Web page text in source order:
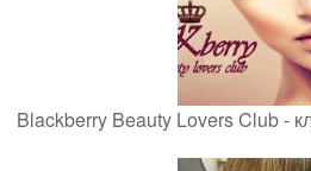
Blackberry Beauty Lovers Club -